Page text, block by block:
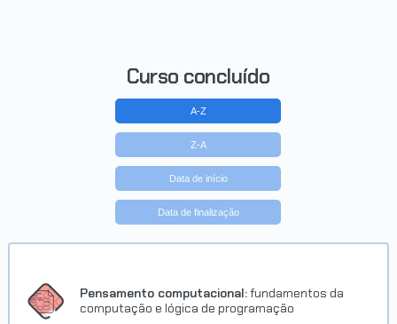
Curso concluído
A-Z
Z-A
Data de início
Data de finalização
Pensamento computacional:fundamentos da
computação e lógica de programação